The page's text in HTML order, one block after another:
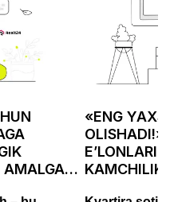
AMALGA
«ENG